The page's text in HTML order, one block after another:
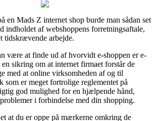
en Mads Z internet shop burde man sådan set
indholdet af webshoppens forretningsaftale,
tidskrævende arbejde.
være at finde ud af hvorvidt e-shoppen er e-
sikring om at internet firmaet forstår de
med at online virksomheden af og til
som er meget fortrolige reglementet på
god mulighed for en hjælpende hånd,
i forbindelse med din shopping.
at du er oppe på mærkerne omkring de